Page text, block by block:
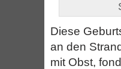
Diese
an den
mit Obst,